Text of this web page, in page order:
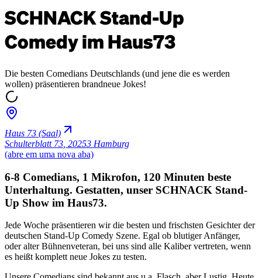
SCHNACK Stand-Up
Comedy im Haus73
Die besten Comedians Deutschlands (und jene die es werden
wollen) präsentieren brandneue Jokes!
Haus 73 (Saal)
Schulterblatt 73 20253 Hamburg
(abre em uma nova aba)
6-8 Comedians, 1 Mikrofon, 120 Minuten beste
Unterhaltung. Gestatten, unser SCHNACK Stand-
Up Show im Haus73.
Jede Woche präsentieren wir die besten und frischsten Gesichter der
deutschen Stand-Up Comedy Szene. Egal ob blutiger Anfänger,
oder alter Bühnenveteran, bei uns sind alle Kaliber vertreten, wenn
es heißt komplett neue Jokes zu testen.